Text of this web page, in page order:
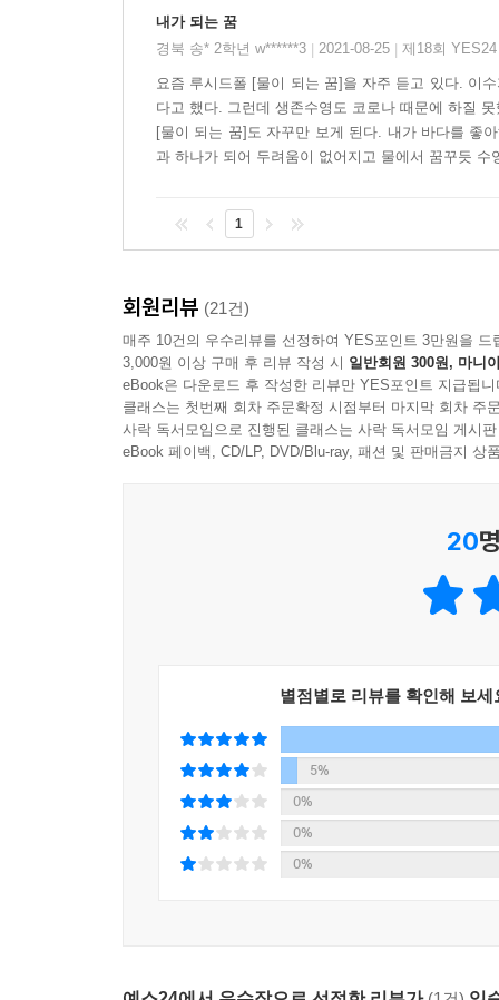
노래가 한 바퀴 돌아 흐르는 병풍 그림책
그동안 책의 물성을 최대한 활용하며 독자의 상
무려 5m가 넘는 길이로, 펼쳐 세우면 그림이 하
다시 책을 길게 펼쳐 하나로 연결된 이미지로 보면
하나뿐인 특별한 악보가 담겨 있다. 연필로 그
내가 되는 꿈
경북 송* 2학년 w******3
2021-08-25 제18회
요즘 루시드폴 [물이 되는 꿈]을 자주 듣고 있다. 이
다고 했다. 그런데 생존수영도 코로나 때문에 하질
[물이 되는 꿈]도 자꾸만 보게 된다. 내가 바다를 좋
과 하나가 되어 두려움이 없어지고 물에서 꿈꾸듯
1
회원리뷰 (21건)
매주 10건의 우수리뷰를 선정하여 YES포인트 3만원을 드
3,000원 이상 구매 후 리뷰 작성 시 일반회원 300원, 마니
eBook은 다운로드 후 작성한 리뷰만 YES포인트 지급됩니
클래스는 첫번째 회차 주문확정 시점부터 마지막 회차 주
사락 독서모임으로 진행된 클래스는 사락 독서모임 게시
eBook 페이백, CD/LP, DVD/Blu-ray, 패션 및 판매금지 상
20
별점별로 리뷰를 확인해 보세
5%
0%
0%
0%